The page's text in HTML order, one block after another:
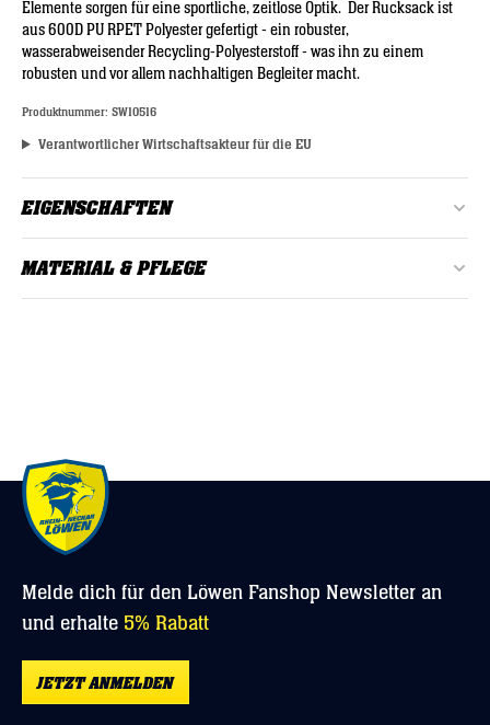
Elemente sorgen für eine sportliche, zeitlose Optik. Der Rucksack ist
aus 600D PU RPET Polyester gefertigt - ein robuster,
wasserabweisender Recycling-Polyesterstoff - was ihn zu einem
robusten und vor allem nachhaltigen Begleiter macht.
Produktnummer: SW10516
Verantwortlicher Wirtschaftsakteur für die EU
EIGENSCHAFTEN
Format: 37 x 49 x 14 cm, Hochformat
MATERIAL & PFLEGE
Melde dich für den Löwen Fanshop Newsletter an
und erhalte 5% Rabatt
JETZT ANMELDEN